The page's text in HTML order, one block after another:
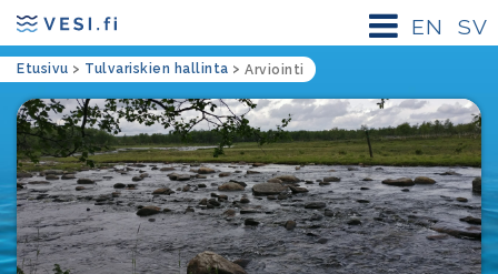
SV
EN
Etusivu > Tulvariskien hallinta > Arviointi